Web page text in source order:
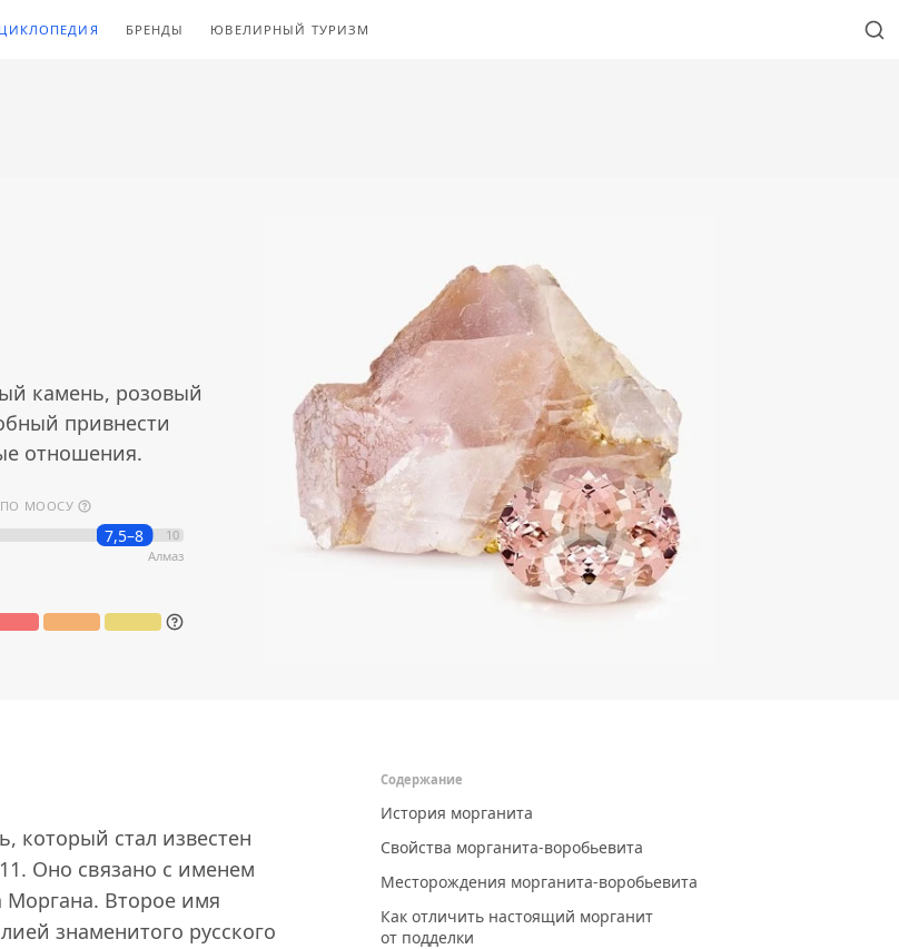
БРЕНДЫ ЮВЕЛИРНЫЙ ТУРИЗМ
камень, розовый
привнести
отношения.
ПО МООСУ
10
Алмаз
7,5–8
который стал известен
Оно связано с именем
Второе имя
знаменитого русского
Содержание
История морганита
Свойства морганита-воробьевита
Месторождения морганита-воробьевита
Как отличить настоящий морганит
от подделки